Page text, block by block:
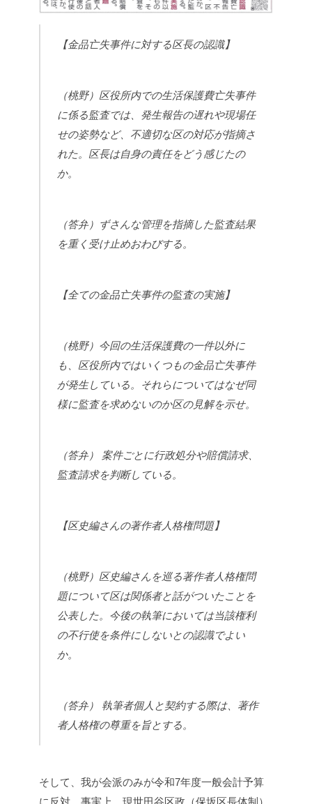
【金品亡失事件に対する区長の認識】
（桃野）区役所内での生活保護費亡失事件
に係る監査では、発生報告の遅れや現場任
せの姿勢など、不適切な区の対応が指摘さ
れた。区長は自身の責任をどう感じたの
か。
（答弁）ずさんな管理を指摘した監査結果
を重く受け止めおわびする。
【全ての金品亡失事件の監査の実施】
（桃野）今回の生活保護費の一件以外に
も、区役所内ではいくつもの金品亡失事件
が発生している。それらについてはなぜ同
様に監査を求めないのか区の見解を示せ。
（答弁） 案件ごとに行政処分や賠償請求、
監査請求を判断している。
【区史編さんの著作者人格権問題】
（桃野）区史編さんを巡る著作者人格権問
題について区は関係者と話がついたことを
公表した。今後の執筆においては当該権利
の不行使を条件にしないとの認識でよい
か。
（答弁） 執筆者個人と契約する際は、著作
者人格権の尊重を旨とする。
そして、我が会派のみが令和7年度一般会計予算